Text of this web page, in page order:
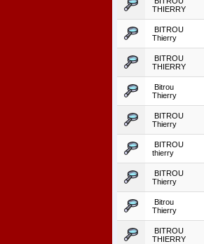
THIERRY
BITROU
Thierry
BITROU
THIERRY
Bitrou
Thierry
BITROU
Thierry
BITROU
thierry
BITROU
Thierry
Bitrou
Thierry
BITROU
THIERRY